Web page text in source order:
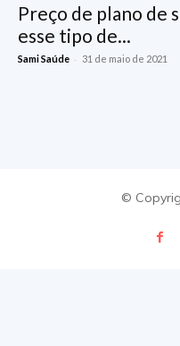
Preço de plano de
esse tipo de...
Sami Saúde - 31 de maio de 2021
©